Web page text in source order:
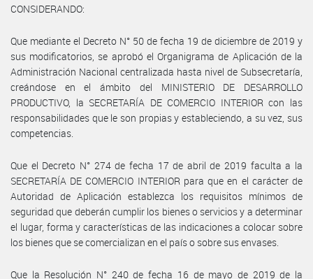
CONSIDERANDO:
Que mediante el Decreto N° 50 de fecha 19 de diciembre de 2019 y
sus modificatorios, se aprobó el Organigrama de Aplicación de la
Administración Nacional centralizada hasta nivel de Subsecretaría,
creándose en el ámbito del MINISTERIO DE DESARROLLO
PRODUCTIVO, la SECRETARÍA DE COMERCIO INTERIOR con las
responsabilidades que le son propias y estableciendo, a su vez, sus
competencias.
Que el Decreto N° 274 de fecha 17 de abril de 2019 faculta a la
SECRETARÍA DE COMERCIO INTERIOR para que en el carácter de
Autoridad de Aplicación establezca los requisitos mínimos de
seguridad que deberán cumplir los bienes o servicios y a determinar
el lugar, forma y características de las indicaciones a colocar sobre
los bienes que se comercializan en el país o sobre sus envases.
Que la Resolución N° 240 de fecha 16 de mayo de 2019 de la